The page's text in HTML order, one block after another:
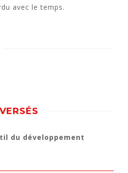
avec le temps.
du développement